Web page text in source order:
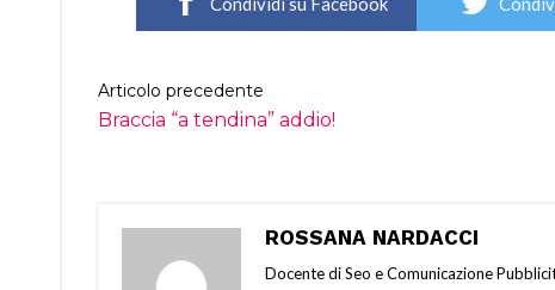
Articolo precedente
Braccia “a tendina” addio!
ROSSANA NARDACCI
Docente di Seo e Comunicazione